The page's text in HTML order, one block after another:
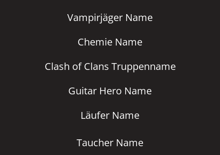
Vampirjäger Name
Chemie Name
Clash of Clans Truppenname
Guitar Hero Name
Läufer Name
Taucher Name